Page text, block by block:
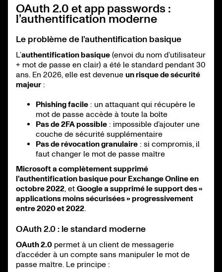
OAuth 2.0 et app passwords :
l’authentification moderne
Le problème de l’authentification basique
L’authentification basique (envoi du nom d’utilisateur
+ mot de passe en clair) a été le standard pendant 30
ans. En 2026, elle est devenue un risque de sécurité
majeur :
Phishing facile : un attaquant qui récupère le
mot de passe accède à toute la boîte
Pas de 2FA possible : impossible d’ajouter une
couche de sécurité supplémentaire
Pas de révocation granulaire : si compromis, il
faut changer le mot de passe maître
Microsoft a complètement supprimé
l’authentification basique pour Exchange Online en
octobre 2022, et Google a supprimé le support des «
applications moins sécurisées » progressivement
entre 2020 et 2022.
OAuth 2.0 : le standard moderne
OAuth 2.0 permet à un client de messagerie
d’accéder à un compte sans manipuler le mot de
passe maître. Le principe :